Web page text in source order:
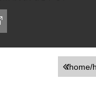
/home/